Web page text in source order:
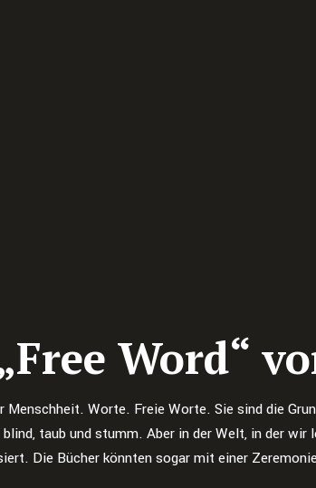
Word“
Menschheit. Worte. Freie Worte. Sie sind die
taub und stumm. Aber in der Welt, in der
Die Bücher könnten sogar mit einer